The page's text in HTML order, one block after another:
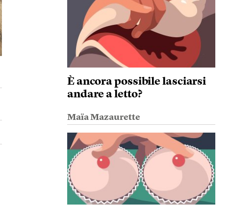
È ancora possibile lasciarsi
andare a letto?
Maïa Mazaurette